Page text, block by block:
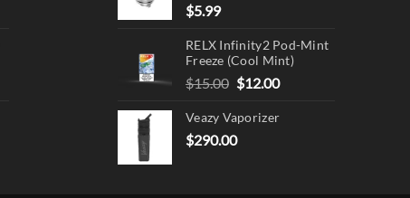
$5.99
RELX Infinity2 Pod-Mint
Freeze (Cool Mint)
$15.00 Original
was:
$15.00.
$12.00Current
is:
Veazy Vaporizer
$290.00